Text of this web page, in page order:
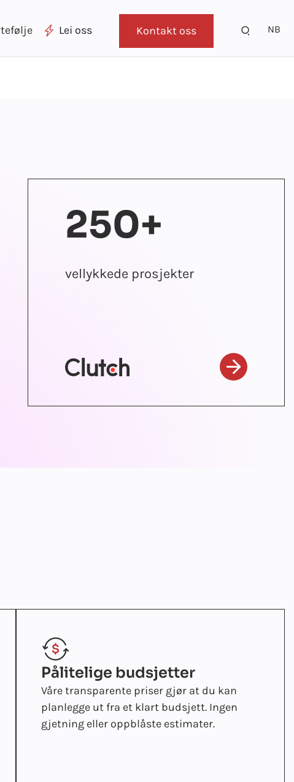
Lei oss Kontakt oss NB
250+
vellykkede prosjekter
Pålitelige budsjetter
Våre transparente priser gjør at du kan
planlegge ut fra et klart budsjett. Ingen
gjetning eller oppblåste estimater.